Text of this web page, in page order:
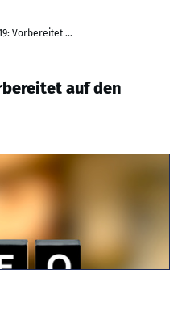
CFO Survey 2019: Vorbereitet auf den Abschwung?
auf den